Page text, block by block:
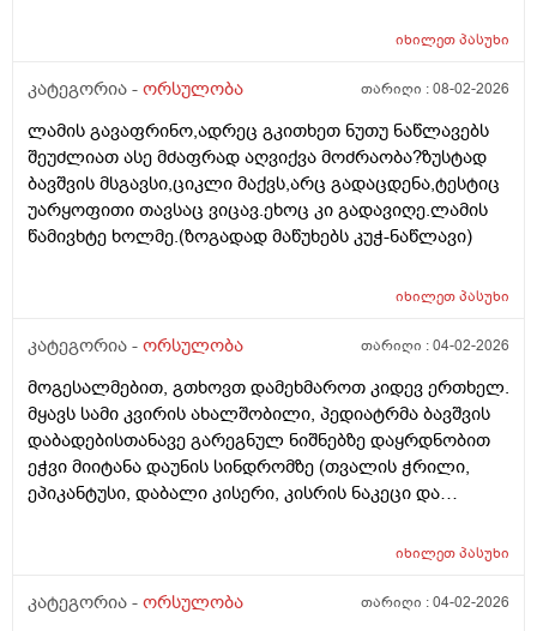
იხილეთპასუხი
კატეგორია - ორსულობა თარიღი :08-02-2026
ლამის გავაფრინო,ადრეც გკითხეთ ნუთუ ნაწლავებს
შეუძლიათ ასე მძაფრად აღვიქვა მოძრაობა?ზუსტად
ბავშვის მსგავსი,ციკლი მაქვს,არც გადაცდენა,ტესტიც
უარყოფითი თავსაც ვიცავ.ეხოც კი გადავიღე.ლამის
წამივხტე ხოლმე.(ზოგადად მაწუხებს კუჭ-ნაწლავი)
იხილეთპასუხი
კატეგორია - ორსულობა თარიღი :04-02-2026
მოგესალმებით, გთხოვთ დამეხმაროთ კიდევ ერთხელ.
მყავს სამი კვირის ახალშობილი, პედიატრმა ბავშვის
დაბადებისთანავე გარეგნულ ნიშნებზე დაყრდნობით
ეჭვი მიიტანა დაუნის სინდრომზე (თვალის ჭრილი,
ეპიკანტუსი, დაბალი კისერი, კისრის ნაკეცი და
აღმოაჩნდა გულის მანკი, ასევე სმენის პრობლემა და
მირჩიოთ ჯერ გენეტიკოსის კონსულტაცია მჭირდება
იხილეთპასუხი
კატეგორია - ორსულობა თარიღი :04-02-2026